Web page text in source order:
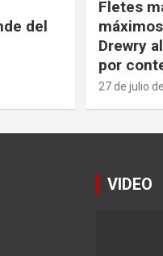
del
Fletes
Drewry
por
27 de julio
VIDEO